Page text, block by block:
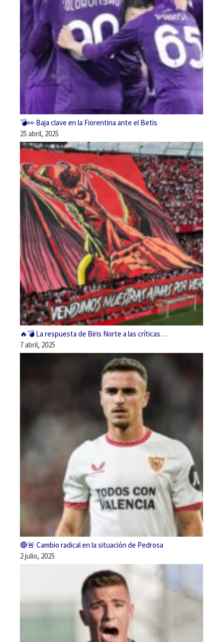
💣👀 Baja clave en la Fiorentina ante el Betis
25 abril, 2025
🔥💣 La respuesta de Biris Norte a las críticas…
7 abril, 2025
🔴🚨 Cambio radical en la situación de Pedrosa
2 julio, 2025